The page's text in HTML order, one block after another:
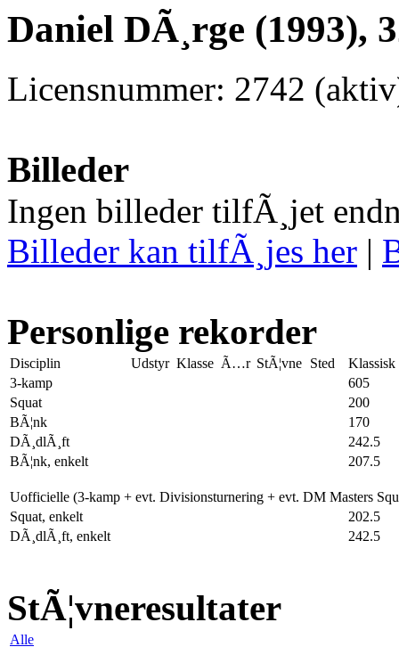
Daniel DÃ¸rge (1993),
Licensnummer: 2742
Billeder
Ingen billeder tilfÃ¸jet
Billeder kan tilfÃ¸jes her |
Personlige rekorder
Disciplin Udstyr Klasse Ã…r StÃ¦vne Sted
Klassisk
3-kamp
605
Squat
200
BÃ¦nk
170
DÃ¸dlÃ¸ft
242.5
BÃ¦nk, enkelt
207.5
Uofficielle (3-kamp + evt. Divisionsturnering + evt. DM Masters
Squat, enkelt
202.5
DÃ¸dlÃ¸ft, enkelt
242.5
StÃ¦vneresultater
Alle